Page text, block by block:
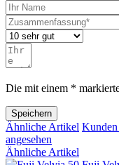
Die mit einem *
Speichern
Ähnliche Artikel Kunden
angesehen
Ähnliche Artikel